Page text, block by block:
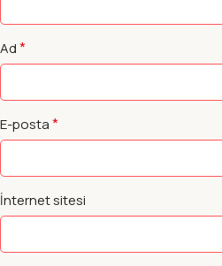
Ad*
E-posta*
İnternet sitesi